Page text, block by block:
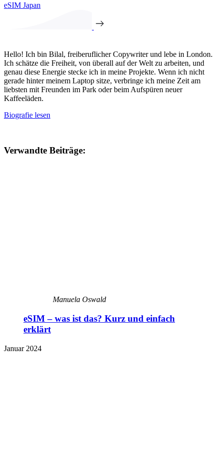
eSIM Japan
Hello! Ich bin Bilal, freiberuflicher Copywriter und lebe in London.
Ich schätze die Freiheit, von überall auf der Welt zu arbeiten, und
genau diese Energie stecke ich in meine Projekte. Wenn ich nicht
gerade hinter meinem Laptop sitze, verbringe ich meine Zeit am
liebsten mit Freunden im Park oder beim Aufspüren neuer
Kaffeeläden.
Biografie lesen
Verwandte Beiträge:
Manuela Oswald
eSIM – was ist das? Kurz und einfach
erklärt
Januar 2024